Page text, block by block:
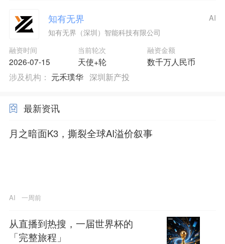
知有无界
知有无界（深圳）智能科技有限公司
融资时间
2026-07-15
当前轮次
天使+轮
融资金额
数千万人民币
AI
涉及机构： 元禾璞华 深圳新产投
最新资讯
月之暗面K3，撕裂全球AI溢价叙事
AI 一周前
从直播到热搜，一届世界杯的
「完整旅程」